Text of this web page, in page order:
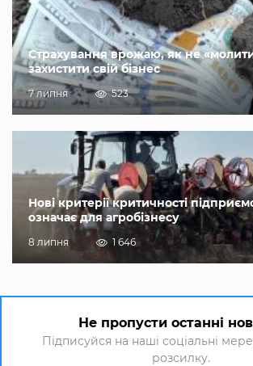
Страхування врожаю, як не
захистити свій бізнес
7 липня 523
Нові критерії критичності
означає для агробізнесу
8 липня 1 646
Не пропусти останні
Підписуйся на наші соціальні
розсилку.